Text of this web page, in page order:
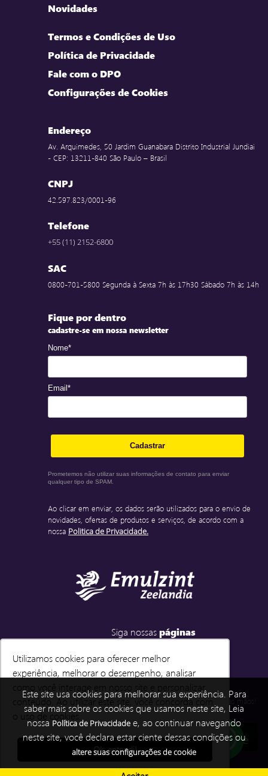
Utilizamos cookies para oferecer melhor
experiência, melhorar o desempenho, analisar
como você interage em nosso site e personalizar
conteúdo. Ao utilizar este site, você concorda com
o uso de cookies.
Ok, entendi!
Utilizamos cookies para oferecer melhor
experiência, melhorar o desempenho, analisar
como você interage em nosso site e personalizar
conteúdo. Ao utilizar este site, você concorda com
o uso de cookies.
Ok, entendi!
Este site usa cookies para melhorar sua experiência. Para
saber mais sobre os cookies que usamos neste site, Leia
nossa Política de Privacidade e, ao continuar navegando
neste site, você declara estar ciente dessas condições ou
altere suas configurações de cookie
Novidades
Termos e Condições de Uso
Política de Privacidade
Fale com o DPO
Configurações de Cookies
Endereço
Av. Arquimedes, 50 Jardim Guanabara Distrito Industrial Jundiai
- CEP: 13211-840 São Paulo – Brasil
CNPJ
42.597.823/0001-96
Telefone
+55 (11) 2152-6800
SAC
0800-701-5800 Segunda à Sexta 7h às 17h30 Sábado 7h às 14h
Fique por dentro
cadastre-se em nossa newsletter
Nome*
Email*
Cadastrar
Prometemos não utilizar suas informações de contato para enviar
qualquer tipo de SPAM.
Ao clicar em enviar, os dados serão utilizados para o envio de
novidades, ofertas de produtos e serviços, de acordo com a
nossa Politica de Privacidade.
Siga nossaspáginas
Emulzint e-você
Baixe e instale o nosso APP e tenha a Emulzint em suas mãos!